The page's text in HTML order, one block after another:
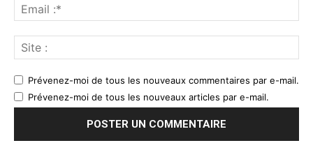
Prévenez-moi de tous les nouveaux commentaires par e-mail.
Prévenez-moi de tous les nouveaux articles par e-mail.